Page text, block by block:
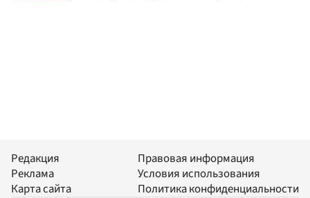
Редакция
Реклама
Карта сайта
Правовая информация
Условия использования
Политика конфиденциальности